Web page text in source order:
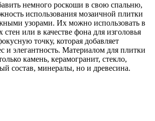
немного роскоши в свою спальню,
использования мозаичной плитки
узорами. Их можно использовать в
стен или в качестве фона для изголовья
точку, которая добавляет
и элегантность. Материалом для плитки
камень, керамогранит, стекло,
состав, минералы, но и древесина.